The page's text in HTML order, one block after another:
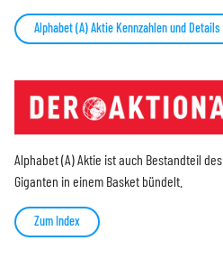
Alphabet (A) Aktie Kennzahlen und Details
Alphabet (A) Aktie ist auch Bestandteil des
Giganten in einem Basket bündelt.
Zum Index